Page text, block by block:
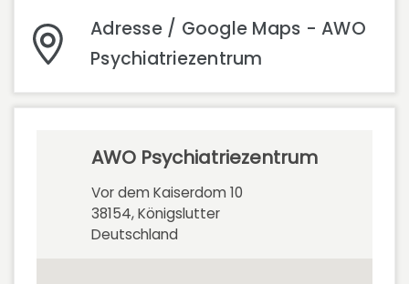
Adresse / Google Maps - AWO
Psychiatriezentrum
AWO Psychiatriezentrum
Vor dem Kaiserdom 10
38154, Königslutter
Deutschland